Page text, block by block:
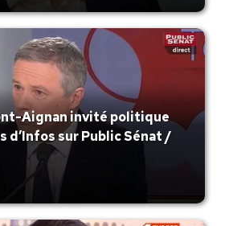
Aignan invité politique
d’Infos sur Public Sénat /